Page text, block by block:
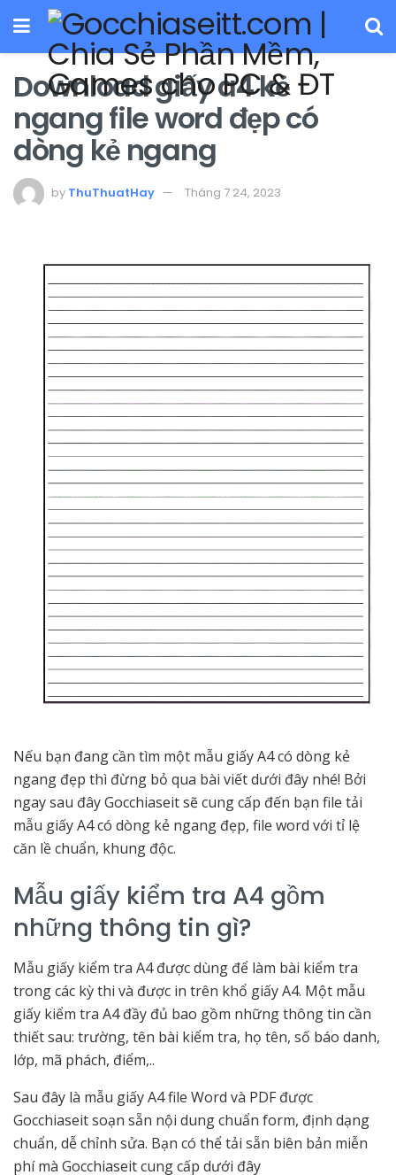
Download giấy a4 kẻ
ngang file word đẹp có
dòng kẻ ngang
by ThuThuatHay Tháng 7 24, 2023
Nếu bạn đang cần tìm một mẫu giấy A4 có dòng kẻ
ngang đẹp thì đừng bỏ qua bài viết dưới đây nhé! Bởi
ngay sau đây Gocchiaseit sẽ cung cấp đến bạn file tải
mẫu giấy A4 có dòng kẻ ngang đẹp, file word với tỉ lệ
căn lề chuẩn, khung độc.
Mẫu giấy kiểm tra A4 gồm
những thông tin gì?
Mẫu giấy kiểm tra A4 được dùng để làm bài kiểm tra
trong các kỳ thi và được in trên khổ giấy A4. Một mẫu
giấy kiểm tra A4 đầy đủ bao gồm những thông tin cần
thiết sau: trường, tên bài kiểm tra, họ tên, số báo danh,
lớp, mã phách, điểm,..
Sau đây là mẫu giấy A4 file Word và PDF được
Gocchiaseit soạn sẵn nội dung chuẩn form, định dạng
chuẩn, dễ chỉnh sửa. Bạn có thể tải sẵn biên bản miễn
phí mà Gocchiaseit cung cấp dưới đây